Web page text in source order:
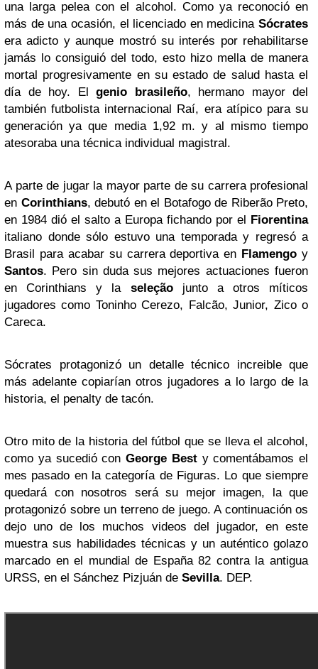
una larga pelea con el alcohol. Como ya reconoció en
más de una ocasión, el licenciado en medicina Sócrates
era adicto y aunque mostró su interés por rehabilitarse
jamás lo consiguió del todo, esto hizo mella de manera
mortal progresivamente en su estado de salud hasta el
día de hoy. El genio brasileño, hermano mayor del
también futbolista internacional Raí, era atípico para su
generación ya que media 1,92 m. y al mismo tiempo
atesoraba una técnica individual magistral.
A parte de jugar la mayor parte de su carrera profesional
en Corinthians, debutó en el Botafogo de Riberão Preto,
en 1984 dió el salto a Europa fichando por el Fiorentina
italiano donde sólo estuvo una temporada y regresó a
Brasil para acabar su carrera deportiva en Flamengo y
Santos. Pero sin duda sus mejores actuaciones fueron
en Corinthians y la seleçãojunto a otros míticos
jugadores como Toninho Cerezo, Falcão, Junior, Zico o
Careca.
Sócrates protagonizó un detalle técnico increible que
más adelante copiarían otros jugadores a lo largo de la
historia, el penalty de tacón.
Otro mito de la historia del fútbol que se lleva el alcohol,
como ya sucedió con George Besty comentábamos el
mes pasado en la categoría de Figuras. Lo que siempre
quedará con nosotros será su mejor imagen, la que
protagonizó sobre un terreno de juego. A continuación os
dejo uno de los muchos videos del jugador, en este
muestra sus habilidades técnicas y un auténtico golazo
marcado en el mundial de España 82 contra la antigua
URSS, en el Sánchez Pizjuán de Sevilla. DEP.